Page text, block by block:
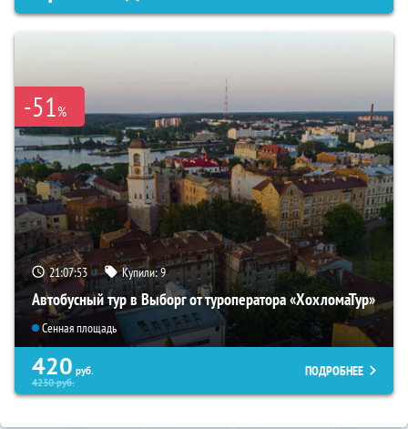
-51%
21:07:52 Купили:9
Автобусный тур в Выборг от туроператора «ХохломаТур»
Сенная площадь
420 руб.
4230руб.
ПОДРОБНЕЕ